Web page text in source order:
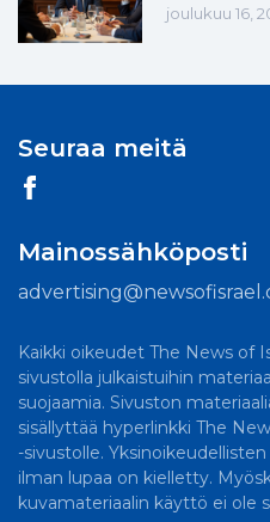
joulukuu 16,
Seuraa meitä
Mainossähköposti
Kaikki oikeudet The News of
sivustolla julkaistuihin
suojaamia. Sivuston
sisällyttää hyperlinkki The
-sivustolle.
ilman lupaa on kielletty.
kuvamateriaalin käyttö ei ole